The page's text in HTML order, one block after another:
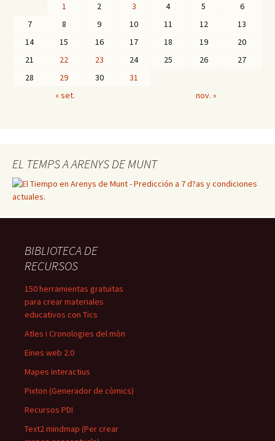
« set. nov. »
1 2 3 4 5
6
7
8 9 10 11 12
13
14
15 16 17 18 19
20
21
22 23 24 25 26
27
28
29 30 31
EL TEMPS A ARENYS DE MUNT
BIBLIOTECA DE
RECURSOS
150 herramientas gratuitas
para crear materiales
educativos con Tics
Atles i Cronologies del mòn
Eines web 2.0
Mapes interactius
Pixton (Generador de còmics)
Recursos PDI
Text2 mindmap (Per crear